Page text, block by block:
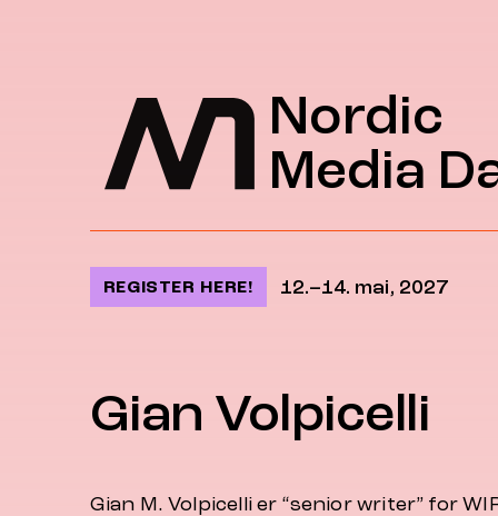
Nordic
Media
REGISTER HERE! 12.–14. mai, 2027
Gian Volpicelli
Gian M. Volpicelli er “senior writer” for